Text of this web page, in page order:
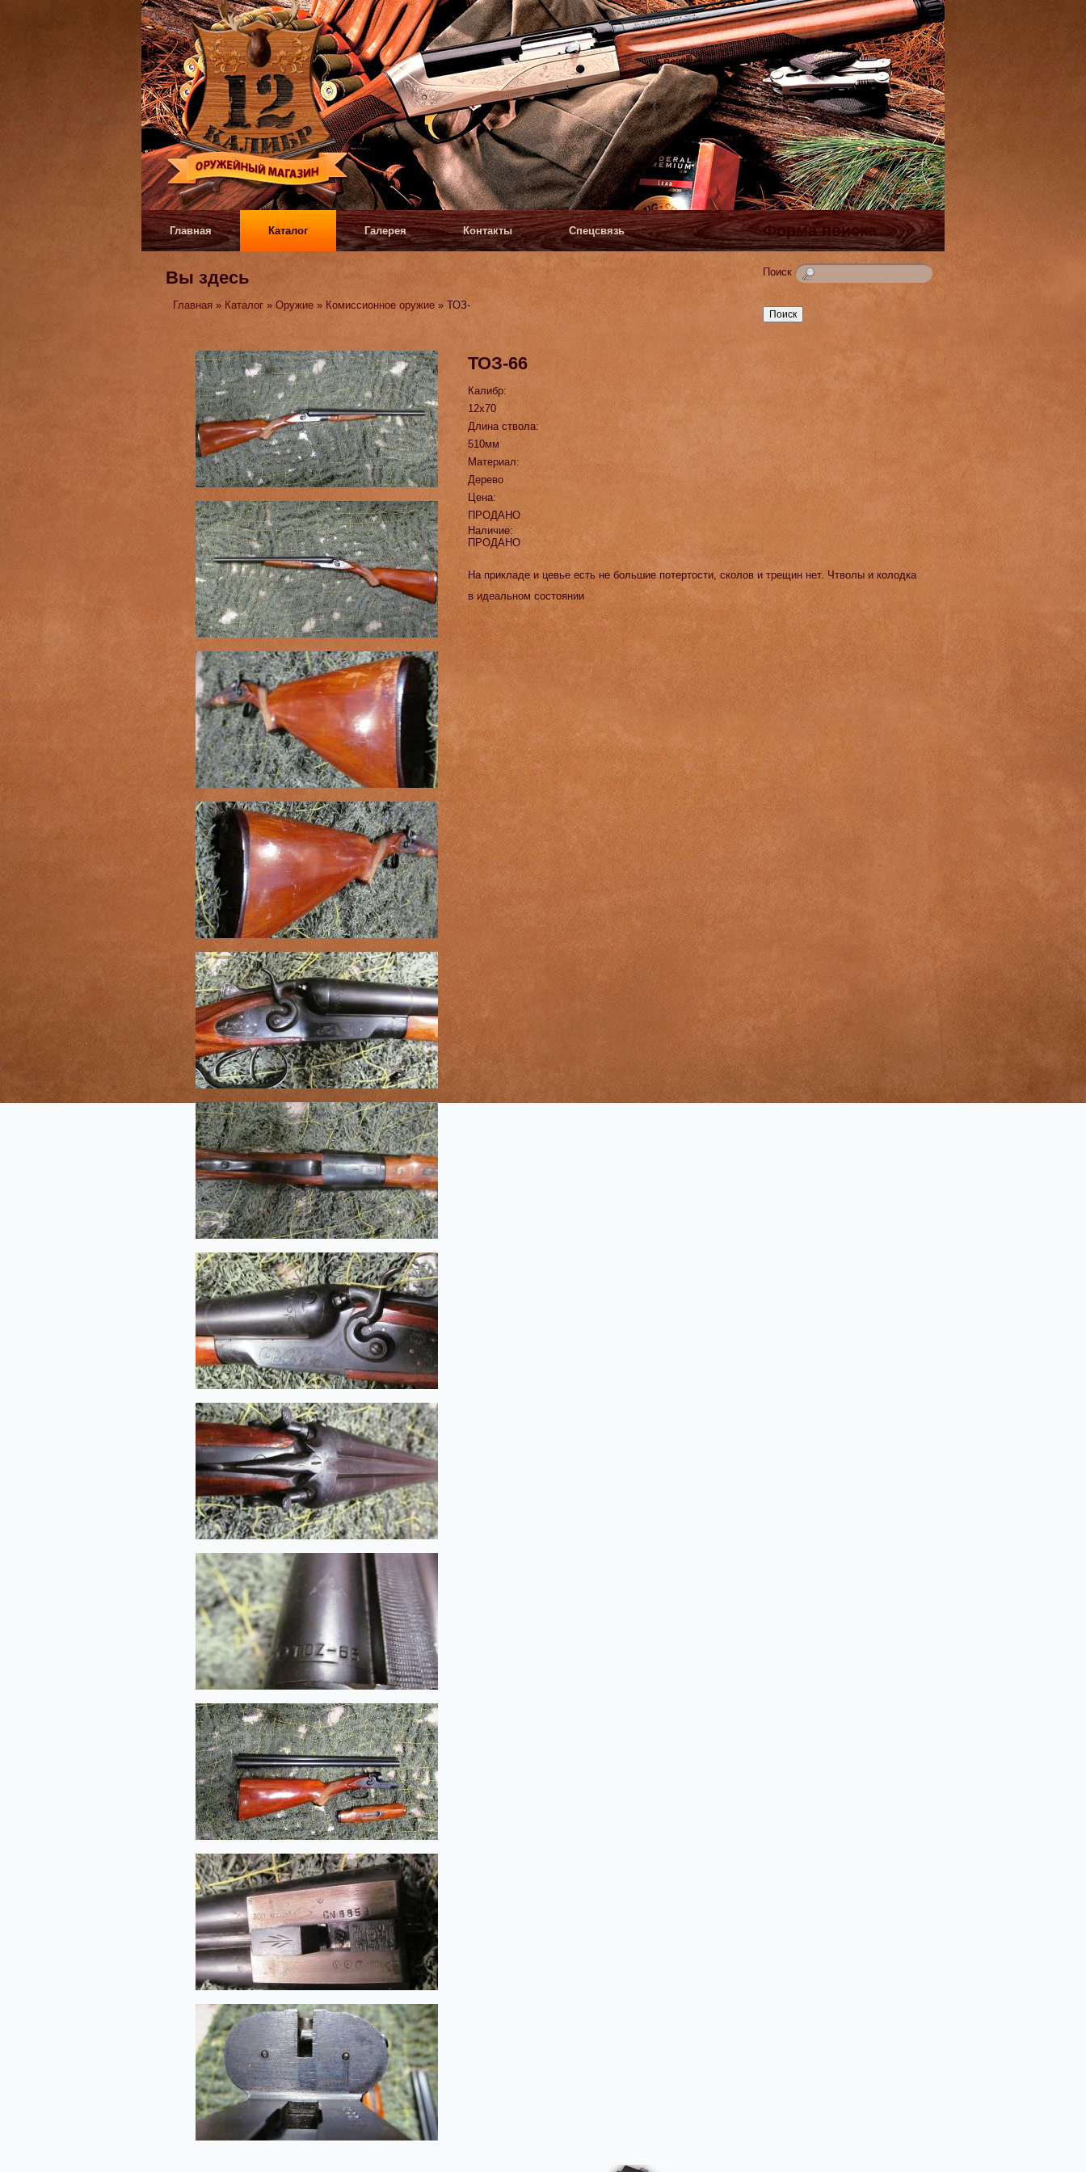
Форма поиска
Поиск
Главная Каталог Галерея Контакты Спецсвязь
Вы здесь
Главная » Каталог »Оружие » Комиссионное оружие » ТОЗ-
ТОЗ-66
Калибр:
12х70
Длина ствола:
510мм
Материал:
Дерево
Цена:
ПРОДАНО
Наличие:
ПРОДАНО
На прикладе и цевье есть не большие потертости, сколов и трещин нет. Чтволы и колодка
в идеальном состоянии